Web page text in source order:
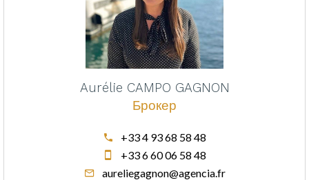
Aurélie CAMPO GAGNON
Брокер
+33 4 93 68 58 48
+33 6 60 06 58 48
aureliegagnon@agencia.fr